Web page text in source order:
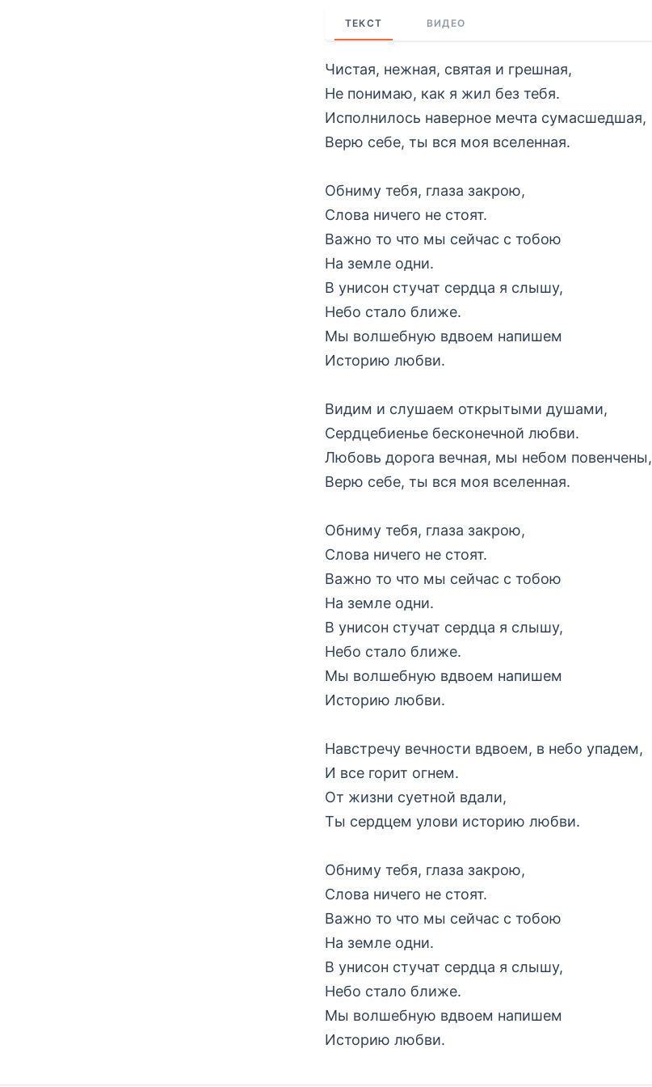
ТЕКСТ ВИДЕО
Чистая, нежная, святая и грешная,
Не понимаю, как я жил без тебя.
Исполнилось наверное мечта сумасшедшая,
Верю себе, ты вся моя вселенная.
Обниму тебя, глаза закрою,
Слова ничего не стоят.
Важно то что мы сейчас с тобою
На земле одни.
В унисон стучат сердца я слышу,
Небо стало ближе.
Мы волшебную вдвоем напишем
Историю любви.
Видим и слушаем открытыми душами,
Сердцебиенье бесконечной любви.
Любовь дорога вечная, мы небом повенчены,
Верю себе, ты вся моя вселенная.
Обниму тебя, глаза закрою,
Слова ничего не стоят.
Важно то что мы сейчас с тобою
На земле одни.
В унисон стучат сердца я слышу,
Небо стало ближе.
Мы волшебную вдвоем напишем
Историю любви.
Навстречу вечности вдвоем, в небо упадем,
И все горит огнем.
От жизни суетной вдали,
Ты сердцем улови историю любви.
Обниму тебя, глаза закрою,
Слова ничего не стоят.
Важно то что мы сейчас с тобою
На земле одни.
В унисон стучат сердца я слышу,
Небо стало ближе.
Мы волшебную вдвоем напишем
Историю любви.